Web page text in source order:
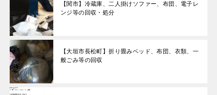
【関市】冷蔵庫、二人掛けソファー、布団、電子レ
ンジ等の回収・処分
【大垣市長松町】折り畳みベッド、布団、衣類、一
般ごみ等の回収